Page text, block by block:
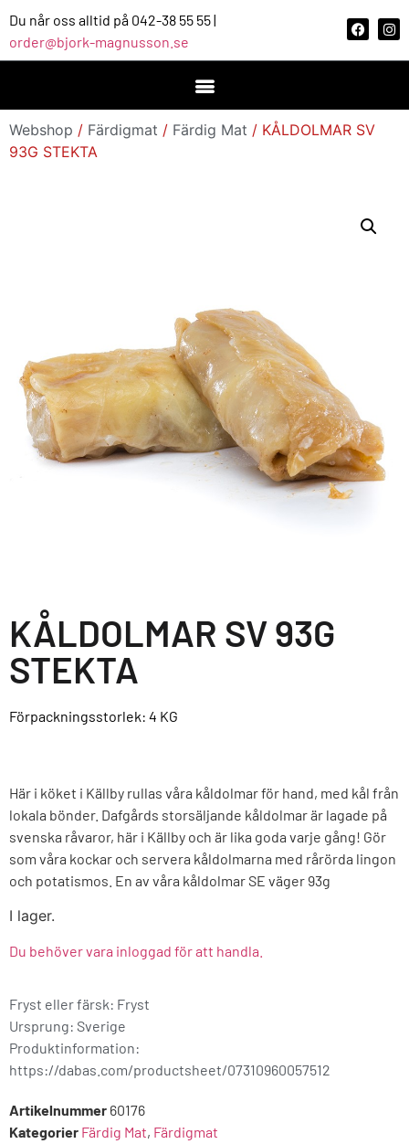
Du når oss alltid på 042-38 55 55 |
order@bjork-magnusson.se
Webshop / Färdigmat / Färdig Mat / KÅLDOLMAR SV
93G STEKTA
KÅLDOLMAR SV 93G
STEKTA
Förpackningsstorlek: 4 KG
Här i köket i Källby rullas våra kåldolmar för hand, med kål från
lokala bönder. Dafgårds storsäljande kåldolmar är lagade på
svenska råvaror, här i Källby och är lika goda varje gång! Gör
som våra kockar och servera kåldolmarna med rårörda lingon
och potatismos. En av våra kåldolmar SE väger 93g
I lager.
Du behöver vara inloggad för att handla.
Fryst eller färsk: Fryst
Ursprung: Sverige
Produktinformation:
https://dabas.com/productsheet/07310960057512
Artikelnummer 60176
Kategorier Färdig Mat, Färdigmat